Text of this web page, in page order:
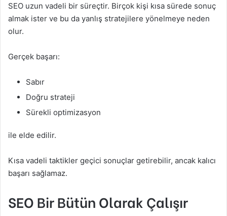
SEO uzun vadeli bir süreçtir. Birçok kişi kısa sürede sonuç
almak ister ve bu da yanlış stratejilere yönelmeye neden
olur.
Gerçek başarı:
Sabır
Doğru strateji
Sürekli optimizasyon
ile elde edilir.
Kısa vadeli taktikler geçici sonuçlar getirebilir, ancak kalıcı
başarı sağlamaz.
SEO Bir Bütün Olarak Çalışır